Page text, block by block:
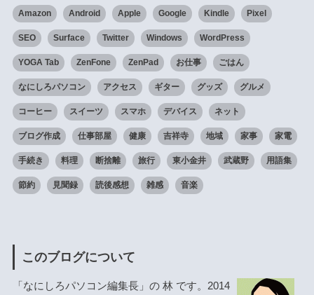
Amazon Android Apple Google Kindle Pixel
SEO Surface Twitter Windows WordPress
YOGA Tab ZenFone ZenPad お仕事 ごはん
なにしろパソコン アクセス ギター グッズ グルメ
コーヒー スイーツ スマホ デバイス ネット
ブログ作成 仕事部屋 健康 吉祥寺 地域 家事 家電
手続き 料理 断捨離 旅行 東小金井 武蔵野 用語集
節約 見聞録 読後感想 雑感 音楽
このブログについて
「なにしろパソコン編集長」の 林 です。2014